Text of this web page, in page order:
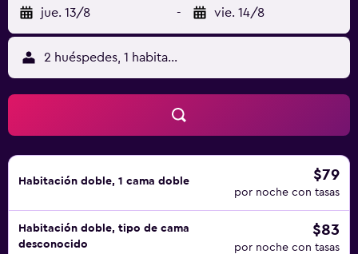
planchar con plancha.
jue. 13/8 - vie. 14/8
2 huéspedes, 1 habitación
Habitación doble, 1 cama doble $79
por noche con tasas
Habitación doble, tipo de cama
desconocido
$83
por noche con tasas